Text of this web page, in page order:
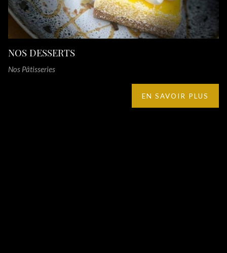
NOS DESSERTS
Nos Pâtisseries
EN SAVOIR PLUS